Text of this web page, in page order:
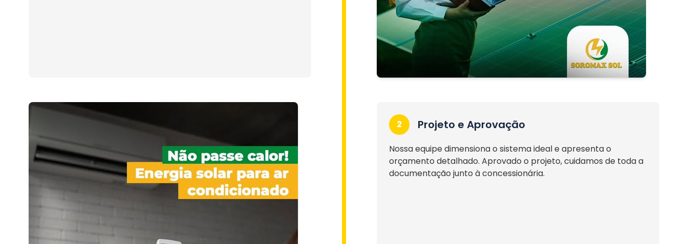
2 Projeto e Aprovação
Nossa equipe dimensiona o sistema ideal e apresenta o
orçamento detalhado. Aprovado o projeto, cuidamos de toda a
documentação junto à concessionária.